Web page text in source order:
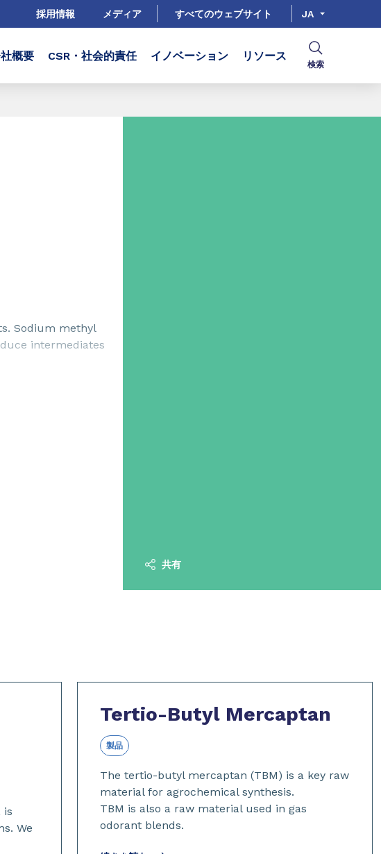
採用情報 メディア すべてのウェブサイト JA
概要 CSR・社会的責任 イノベーション リソース
検索
Sodium methyl
intermediates
共有
is
We
Tertio-Butyl Mercaptan
製品
The tertio-butyl mercaptan (TBM) is a key raw
material for agrochemical synthesis.
TBM is also a raw material used in gas
odorant blends.